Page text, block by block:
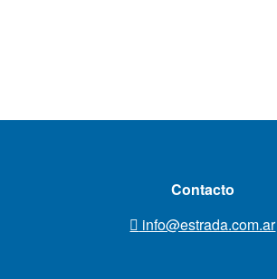
Contacto
info@estrada.com.ar